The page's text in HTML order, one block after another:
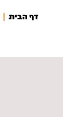
דף הבית